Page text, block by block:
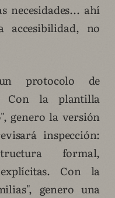
necesidades... ahí
accesibilidad, no
protocolo de
Con la plantilla
genero la versión
inspección:
formal,
Con la
genero una